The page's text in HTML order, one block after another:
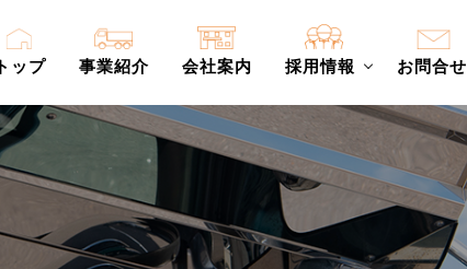
トップ 事業紹介 会社案内 採用情報 お問合せ